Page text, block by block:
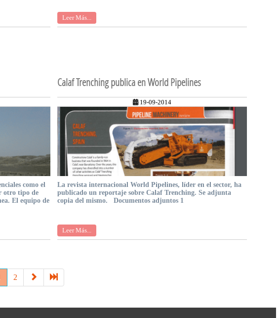
Leer Más...
como el
otro tipo de
El equipo de
Calaf Trenching publica en World Pipelines
19-09-2014
La revista internacional World Pipelines, líder en el sector, ha
publicado un reportaje sobre Calaf Trenching. Se adjunta
copia del mismo. Documentos adjuntos 1
Leer Más...
2